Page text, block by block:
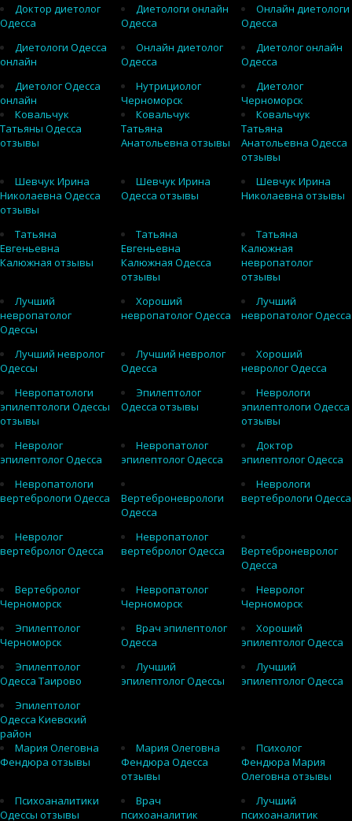
Доктор диетолог
Одесса
Диетологи онлайн
Одесса
Онлайн диетологи
Одесса
Диетологи Одесса
онлайн
Онлайн диетолог
Одесса
Диетолог онлайн
Одесса
Диетолог Одесса
онлайн
Нутрициолог
Черноморск
Диетолог
Черноморск
Ковальчук
Татьяны Одесса
отзывы
Ковальчук
Татьяна
Анатольевна отзывы
Ковальчук
Татьяна
Анатольевна Одесса
отзывы
Шевчук Ирина
Николаевна Одесса
отзывы
Шевчук Ирина
Одесса отзывы
Шевчук Ирина
Николаевна отзывы
Татьяна
Евгеньевна
Калюжная отзывы
Татьяна
Евгеньевна
Калюжная Одесса
отзывы
Татьяна
Калюжная
невропатолог
отзывы
Лучший
невропатолог
Одессы
Хороший
невропатолог Одесса
Лучший
невропатолог Одесса
Лучший невролог
Одессы
Лучший невролог
Одесса
Хороший
невролог Одесса
Невропатологи
эпилептологи Одессы
отзывы
Эпилептолог
Одесса отзывы
Неврологи
эпилептологи Одесса
отзывы
Невролог
эпилептолог Одесса
Невропатолог
эпилептолог Одесса
Доктор
эпилептолог Одесса
Невропатологи
вертебрологи Одесса
Вертеброневрологи
Одесса
Неврологи
вертебрологи Одесса
Невролог
вертебролог Одесса
Невропатолог
вертебролог Одесса
Вертеброневролог
Одесса
Вертебролог
Черноморск
Невропатолог
Черноморск
Невролог
Черноморск
Эпилептолог
Черноморск
Врач эпилептолог
Одесса
Хороший
эпилептолог Одесса
Эпилептолог
Одесса Таирово
Лучший
эпилептолог Одессы
Лучший
эпилептолог Одесса
Эпилептолог
Одесса Киевский
район
Мария Олеговна
Фендюра отзывы
Мария Олеговна
Фендюра Одесса
отзывы
Психолог
Фендюра Мария
Олеговна отзывы
Психоаналитики
Одессы отзывы
Врач
психоаналитик
Лучший
психоаналитик